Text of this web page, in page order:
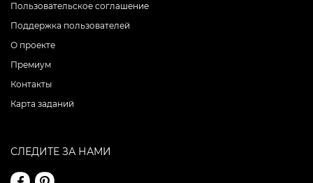
Пользовательское соглашение
Поддержка пользователей
О проекте
Премиум
Контакты
Карта заданий
СЛЕДИТЕ ЗА НАМИ